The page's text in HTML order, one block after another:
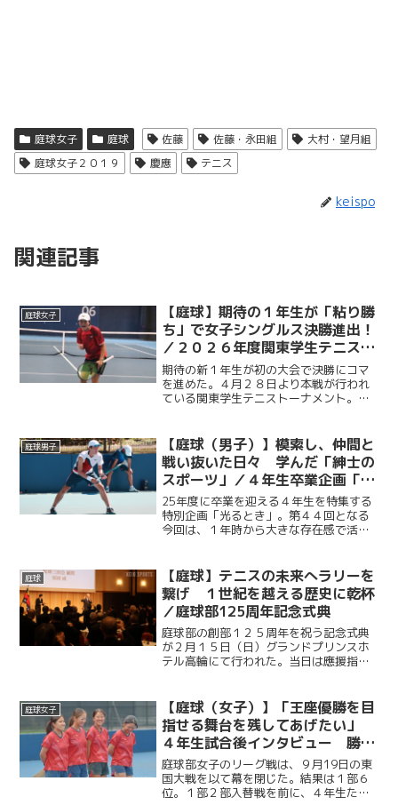
庭球女子 庭球 佐藤 佐藤・永田組
大村・望月組
庭球女子２０１９
慶應 テニス
keispo
関連記事
庭球女子
【庭球】期待の１年生が「粘り勝
ち」で女子シングルス決勝進出！
／２０２６年度関東学生テニスト
ーナメント
期待の新１年生が初の大会で決勝にコマ
を進めた。４月２８日より本戦が行われ
ている関東学生テニストーナメント。大
さに加え最大１０メートルの強風が吹い
たこの日、内藤悠香（総政...
庭球男子
【庭球（男子）】模索し、仲間と
戦い抜いた日々 学んだ「紳士の
スポーツ」／４年生卒業企画「光
るとき」 No.44・菅谷優作
25年度に卒業を迎える４年生を特集する
特別企画「光るとき」。第４４回となる
今回は、１年時から大きな存在感で活躍
だからこそ語れるその思いに迫る。
庭球
【庭球】テニスの未来へラリーを
繋げ １世紀を越える歴史に乾杯
／庭球部125周年記念式典
庭球部の創部１２５周年を祝う記念式典
が２月１５日（日）グランドプリンスホ
テル高輪にて行われた。当日は應援指導
り、慶大庭球部の映えある実績と輝かし
い未来を象徴するような...
庭球女子
【庭球（女子）】「王座優勝を目
指せる舞台を残してあげたい」
４年生試合後インタビュー 勝利
掴めず１部６位で入替戦へ／関東
大学テニスリーグ1部vs東国大
庭球部女子のリーグ戦は、９月19日の東
国大戦を以て幕を閉じた。結果は１部６
位。１部２部入替戦を前に、４年生たち